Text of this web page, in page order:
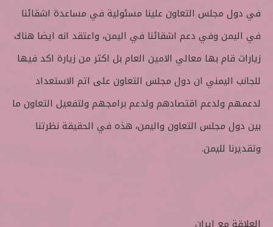
في دول مجلس التعاون علينا مسئولية في مساعدة اشقائنا
في اليمن وفي دعم اشقائنا في اليمن، واعتقد انه ايضا هناك
زيارات قام بها معالي الامين العام بل اكثر من زيارة اكد فيها
للجانب اليمني ان دول مجلس التعاون على اتم الاستعداد
لدعمهم ولدعم اقتصادهم ولدعم برامجهم ولتفعيل التعاون ما
بين دول مجلس التعاون واليمن، هذه في الحقيقة نظرتنا
وتقديرنا لليمن.